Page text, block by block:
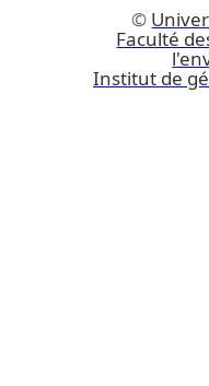
©
Faculté
Institut de